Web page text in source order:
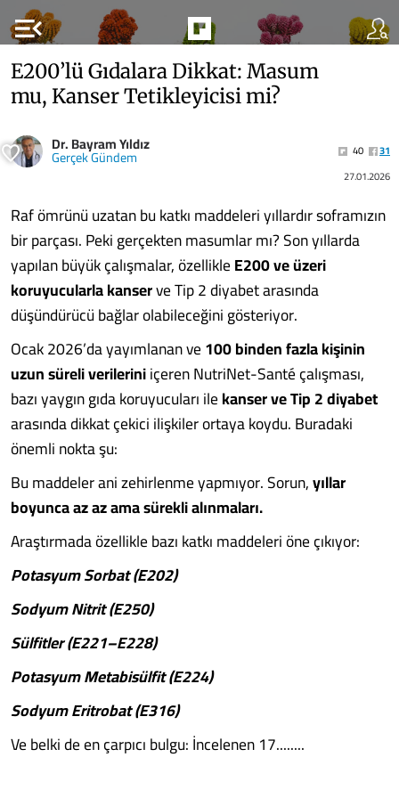
menu_open
E200’lü Gıdalara Dikkat: Masum
mu, Kanser Tetikleyicisi mi?
Dr. Bayram Yıldız
Gerçek Gündem 40
31
27.01.2026
Raf ömrünü uzatan bu katkı maddeleri yıllardır soframızın
bir parçası. Peki gerçekten masumlar mı? Son yıllarda
yapılan büyük çalışmalar, özellikleE200 ve üzeri
koruyucularla kanserve Tip 2 diyabet arasında
düşündürücü bağlar olabileceğini gösteriyor.
Ocak 2026’da yayımlanan ve100 binden fazla kişinin
uzun süreli verileriniiçeren NutriNet-Santé çalışması,
bazı yaygın gıda koruyucuları ilekanser ve Tip 2 diyabet
arasında dikkat çekici ilişkiler ortaya koydu. Buradaki
önemli nokta şu:
Bu maddeler ani zehirlenme yapmıyor. Sorun,yıllar
boyunca az az ama sürekli alınmaları.
Araştırmada özellikle bazı katkı maddeleri öne çıkıyor:
Potasyum Sorbat (E202)
Sodyum Nitrit (E250)
Sülfitler (E221–E228)
Potasyum Metabisülfit (E224)
Sodyum Eritrobat (E316)
Ve belki de en çarpıcı bulgu: İncelenen 17........